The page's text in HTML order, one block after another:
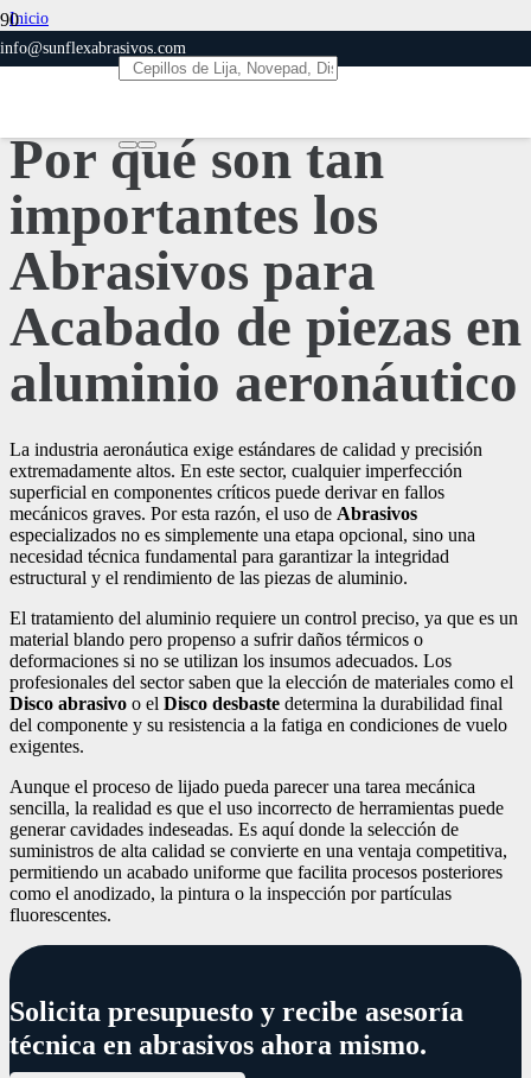
info@sunflexabrasivos.com
Inicio
Abrasivos
Por qué son tan importantes los Abrasivos para Acabado de piezas en
aluminio aeronáutico
Por qué son tan
importantes los
Abrasivos para
Acabado de piezas en
aluminio aeronáutico
La industria aeronáutica exige estándares de calidad y precisión
extremadamente altos. En este sector, cualquier imperfección
superficial en componentes críticos puede derivar en fallos
mecánicos graves. Por esta razón, el uso de Abrasivos
especializados no es simplemente una etapa opcional, sino una
necesidad técnica fundamental para garantizar la integridad
estructural y el rendimiento de las piezas de aluminio.
El tratamiento del aluminio requiere un control preciso, ya que es un
material blando pero propenso a sufrir daños térmicos o
deformaciones si no se utilizan los insumos adecuados. Los
profesionales del sector saben que la elección de materiales como el
Disco abrasivo o el Disco desbaste determina la durabilidad final
del componente y su resistencia a la fatiga en condiciones de vuelo
exigentes.
Aunque el proceso de lijado pueda parecer una tarea mecánica
sencilla, la realidad es que el uso incorrecto de herramientas puede
generar cavidades indeseadas. Es aquí donde la selección de
suministros de alta calidad se convierte en una ventaja competitiva,
permitiendo un acabado uniforme que facilita procesos posteriores
como el anodizado, la pintura o la inspección por partículas
fluorescentes.
Solicita presupuesto y recibe asesoría
técnica en abrasivos ahora mismo.